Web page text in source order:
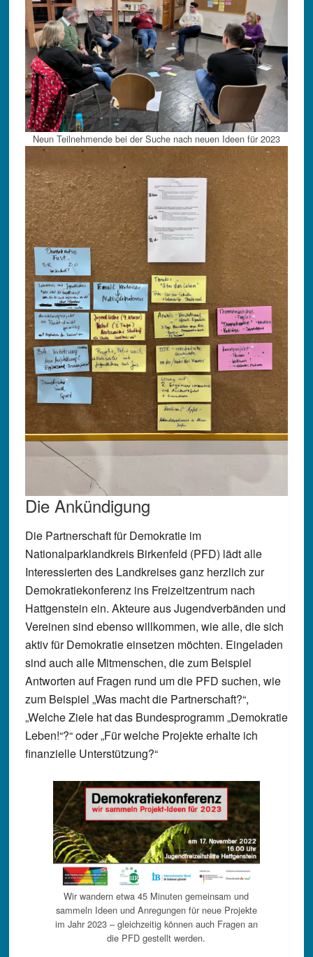
Neun Teilnehmende bei der Suche nach neuen Ideen für 2023
Die Ankündigung
Die Partnerschaft für Demokratie im
Nationalparklandkreis Birkenfeld (PFD) lädt alle
Interessierten des Landkreises ganz herzlich zur
Demokratiekonferenz ins Freizeitzentrum nach
Hattgenstein ein. Akteure aus Jugendverbänden und
Vereinen sind ebenso willkommen, wie alle, die sich
aktiv für Demokratie einsetzen möchten. Eingeladen
sind auch alle Mitmenschen, die zum Beispiel
Antworten auf Fragen rund um die PFD suchen, wie
zum Beispiel „Was macht die Partnerschaft?“,
„Welche Ziele hat das Bundesprogramm „Demokratie
Leben!“?“ oder „Für welche Projekte erhalte ich
finanzielle Unterstützung?“
Wir wandern etwa 45 Minuten gemeinsam und
sammeln Ideen und Anregungen für neue Projekte
im Jahr 2023 – gleichzeitig können auch Fragen an
die PFD gestellt werden.